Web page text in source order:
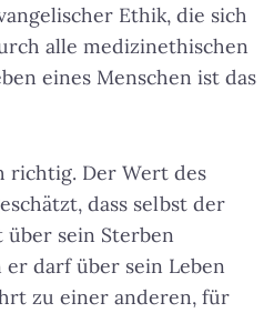
Ethik, die sich
alle medizinethischen
eines Menschen ist das
richtig. Der Wert des
dass selbst der
sein Sterben
darf über sein Leben
zu einer anderen, für